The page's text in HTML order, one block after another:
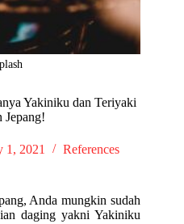
Yakiniku dan Teriyaki
Jepang!
1, 2021 References
Anda mungkin sudah
daging yakni Yakiniku